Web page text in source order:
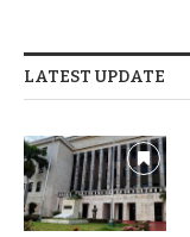
LATEST UPDATE